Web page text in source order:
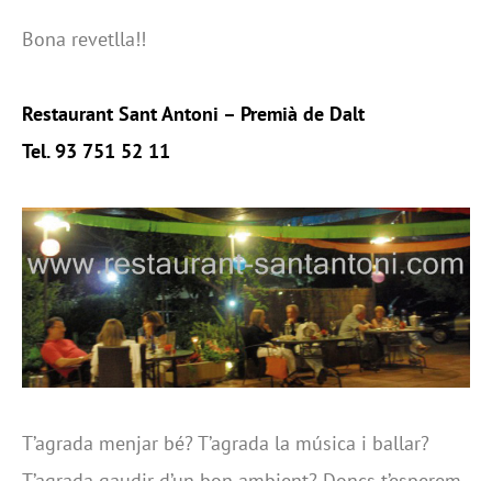
Bona revetlla!!
Restaurant Sant Antoni – Premià de Dalt
Tel. 93 751 52 11
T’agrada menjar bé? T’agrada la música i ballar?